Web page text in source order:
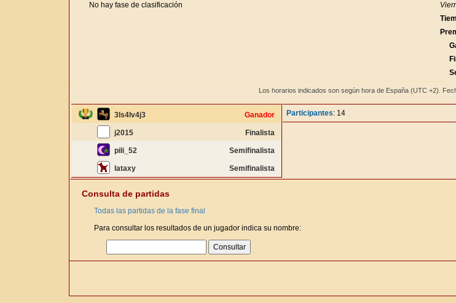
No hay fase de clasificación
Los horarios indicados son según hora de España (UTC +2).
3ls4lv4j3 Ganador
j2015 Finalista
pili_52 Semifinalista
lataxy Semifinalista
Participantes: 14
Consulta de partidas
Todas las partidas de la fase final
Para consultar los resultados de un jugador indica su nombre: